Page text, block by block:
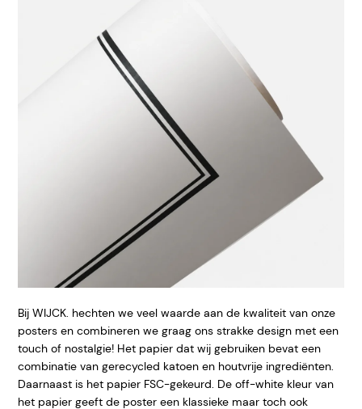
Bij WIJCK. hechten we veel waarde aan de kwaliteit van onze
posters en combineren we graag ons strakke design met een
touch of nostalgie! Het papier dat wij gebruiken bevat een
combinatie van gerecycled katoen en houtvrije ingrediënten.
Daarnaast is het papier FSC-gekeurd. De off-white kleur van
het papier geeft de poster een klassieke maar toch ook